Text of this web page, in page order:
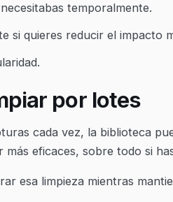
temporalmente.
si quieres reducir el impacto
por lotes
cada vez, la biblioteca
más eficaces, sobre todo si
esa limpieza mientras